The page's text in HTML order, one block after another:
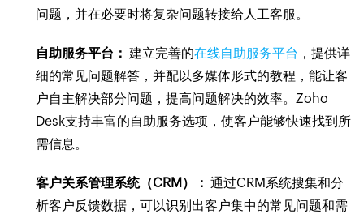
问题，并在必要时将复杂问题转接给人工客服。
自助服务平台： 建立完善的在线自助服务平台 ，提供详
细的常见问题解答，并配以多媒体形式的教程，能让客
户自主解决部分问题，提高问题解决的效率。Zoho
Desk支持丰富的自助服务选项，使客户能够快速找到所
需信息。
客户关系管理系统（CRM）： 通过CRM系统搜集和分
析客户反馈数据，可以识别出客户集中的常见问题和需